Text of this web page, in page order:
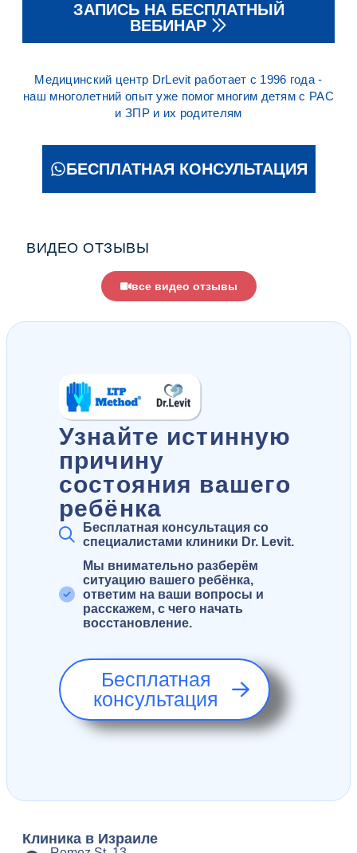
ЗАПИСЬ НА БЕСПЛАТНЫЙ
ВЕБИНАР
Медицинский центр DrLevit работает с 1996 года -
наш многолетний опыт уже помог многим детям с РАС
и ЗПР и их родителям
БЕСПЛАТНАЯ КОНСУЛЬТАЦИЯ
ВИДЕО ОТЗЫВЫ
все видео отзывы
Узнайте истинную
причину
состояния вашего
ребёнка
Бесплатная консультация со
специалистами клиники Dr. Levit.
Мы внимательно разберём
ситуацию вашего ребёнка,
ответим на ваши вопросы и
расскажем, с чего начать
восстановление.
Бесплатная
консультация
Клиника в Израиле